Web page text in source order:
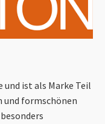
ist als Marke Teil
und formschönen